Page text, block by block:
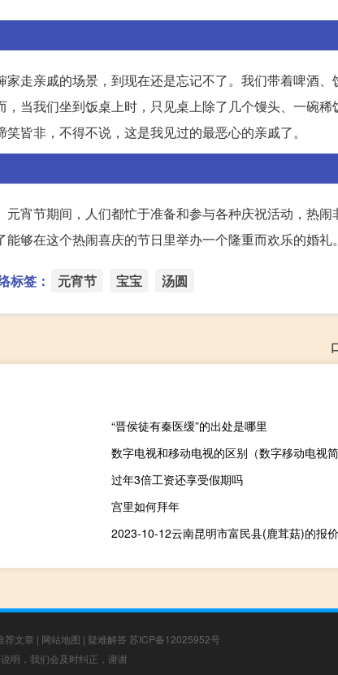
走亲戚的场景，到现在还是忘记不了。我们带着啤酒、
当我们坐到饭桌上时，只见桌上除了几个馒头、一碗稀
皆非，不得不说，这是我见过的最恶心的亲戚了。
元宵节期间，人们都忙于准备和参与各种庆祝活动，热
够在这个热闹喜庆的节日里举办一个隆重而欢乐的婚礼。
标签： 元宵节 宝宝 汤圆
“晋侯徒有秦医缓”的出处是哪里
数字电视和移动电视的区别（数字移动电视简
过年3倍工资还享受假期吗
宫里如何拜年
2023-10-12云南昆明市富民县(鹿茸菇)的报
荐文章 | 网站地图 | 疑难解答 苏ICP备12025952号
明，我们会及时纠正，谢谢